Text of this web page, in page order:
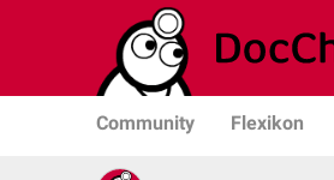
Community Flexikon